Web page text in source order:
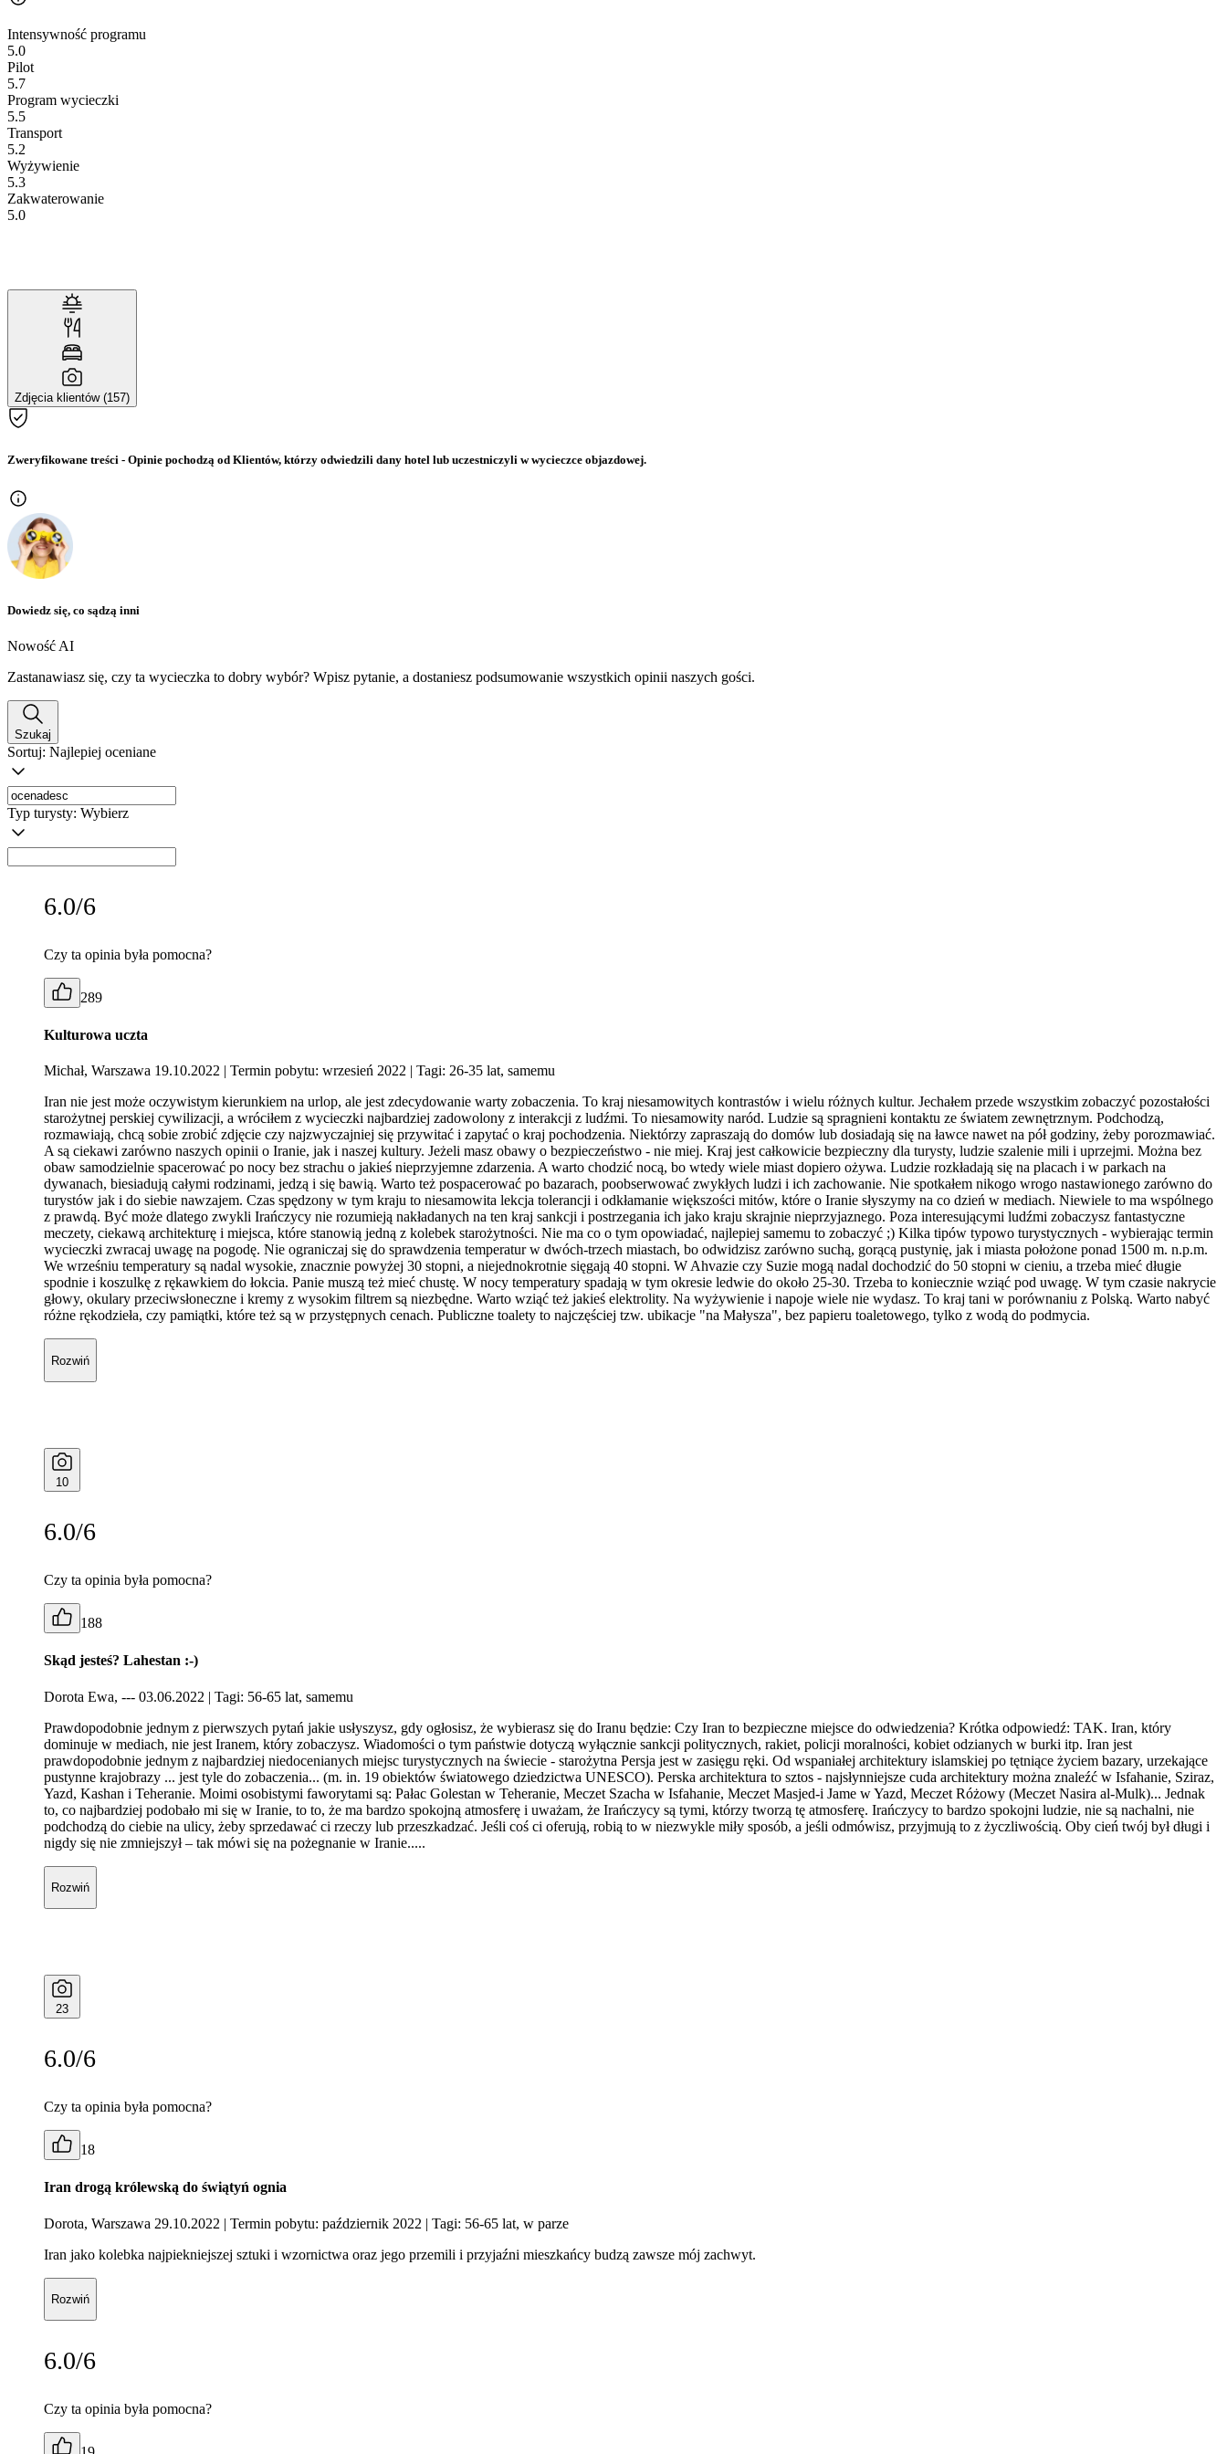
Intensywność programu
5.0
Pilot
5.7
Program wycieczki
5.5
Transport
5.2
Wyżywienie
5.3
Zakwaterowanie
5.0
Zdjęcia klientów (157)
Zweryfikowane treści - Opinie pochodzą od Klientów, którzy odwiedzili dany hotel lub uczestniczyli w wycieczce objazdowej.
Dowiedz się, co sądzą inni
Nowość AI
Zastanawiasz się, czy ta wycieczka to dobry wybór? Wpisz pytanie, a dostaniesz podsumowanie wszystkich opinii naszych gości.
Szukaj
Sortuj: Najlepiej oceniane
Typ turysty: Wybierz
6.0/6
Czy ta opinia była pomocna?
289
Kulturowa uczta
Michał, Warszawa 19.10.2022 | Termin pobytu: wrzesień 2022 | Tagi: 26-35 lat, samemu
Iran nie jest może oczywistym kierunkiem na urlop, ale jest zdecydowanie warty zobaczenia. To kraj niesamowitych kontrastów i wielu różnych kultur. Jechałem przede wszystkim zobaczyć pozostałości
starożytnej perskiej cywilizacji, a wróciłem z wycieczki najbardziej zadowolony z interakcji z ludźmi. To niesamowity naród. Ludzie są spragnieni kontaktu ze światem zewnętrznym. Podchodzą,
rozmawiają, chcą sobie zrobić zdjęcie czy najzwyczajniej się przywitać i zapytać o kraj pochodzenia. Niektórzy zapraszają do domów lub dosiadają się na ławce nawet na pół godziny, żeby porozmawiać.
A są ciekawi zarówno naszych opinii o Iranie, jak i naszej kultury. Jeżeli masz obawy o bezpieczeństwo - nie miej. Kraj jest całkowicie bezpieczny dla turysty, ludzie szalenie mili i uprzejmi. Można bez
obaw samodzielnie spacerować po nocy bez strachu o jakieś nieprzyjemne zdarzenia. A warto chodzić nocą, bo wtedy wiele miast dopiero ożywa. Ludzie rozkładają się na placach i w parkach na
dywanach, biesiadują całymi rodzinami, jedzą i się bawią. Warto też pospacerować po bazarach, poobserwować zwykłych ludzi i ich zachowanie. Nie spotkałem nikogo wrogo nastawionego zarówno do
turystów jak i do siebie nawzajem. Czas spędzony w tym kraju to niesamowita lekcja tolerancji i odkłamanie większości mitów, które o Iranie słyszymy na co dzień w mediach. Niewiele to ma wspólnego
z prawdą. Być może dlatego zwykli Irańczycy nie rozumieją nakładanych na ten kraj sankcji i postrzegania ich jako kraju skrajnie nieprzyjaznego. Poza interesującymi ludźmi zobaczysz fantastyczne
meczety, ciekawą architekturę i miejsca, które stanowią jedną z kolebek starożytności. Nie ma co o tym opowiadać, najlepiej samemu to zobaczyć ;) Kilka tipów typowo turystycznych - wybierając termin
wycieczki zwracaj uwagę na pogodę. Nie ograniczaj się do sprawdzenia temperatur w dwóch-trzech miastach, bo odwidzisz zarówno suchą, gorącą pustynię, jak i miasta położone ponad 1500 m. n.p.m.
We wrześniu temperatury są nadal wysokie, znacznie powyżej 30 stopni, a niejednokrotnie sięgają 40 stopni. W Ahvazie czy Suzie mogą nadal dochodzić do 50 stopni w cieniu, a trzeba mieć długie
spodnie i koszulkę z rękawkiem do łokcia. Panie muszą też mieć chustę. W nocy temperatury spadają w tym okresie ledwie do około 25-30. Trzeba to koniecznie wziąć pod uwagę. W tym czasie nakrycie
głowy, okulary przeciwsłoneczne i kremy z wysokim filtrem są niezbędne. Warto wziąć też jakieś elektrolity. Na wyżywienie i napoje wiele nie wydasz. To kraj tani w porównaniu z Polską. Warto nabyć
różne rękodzieła, czy pamiątki, które też są w przystępnych cenach. Publiczne toalety to najczęściej tzw. ubikacje "na Małysza", bez papieru toaletowego, tylko z wodą do podmycia.
Rozwiń
10
6.0/6
Czy ta opinia była pomocna?
188
Skąd jesteś? Lahestan :-)
Dorota Ewa, --- 03.06.2022 | Tagi: 56-65 lat, samemu
Prawdopodobnie jednym z pierwszych pytań jakie usłyszysz, gdy ogłosisz, że wybierasz się do Iranu będzie: Czy Iran to bezpieczne miejsce do odwiedzenia? Krótka odpowiedź: TAK. Iran, który
dominuje w mediach, nie jest Iranem, który zobaczysz. Wiadomości o tym państwie dotyczą wyłącznie sankcji politycznych, rakiet, policji moralności, kobiet odzianych w burki itp. Iran jest
prawdopodobnie jednym z najbardziej niedocenianych miejsc turystycznych na świecie - starożytna Persja jest w zasięgu ręki. Od wspaniałej architektury islamskiej po tętniące życiem bazary, urzekające
pustynne krajobrazy ... jest tyle do zobaczenia... (m. in. 19 obiektów światowego dziedzictwa UNESCO). Perska architektura to sztos - najsłynniejsze cuda architektury można znaleźć w Isfahanie, Sziraz,
Yazd, Kashan i Teheranie. Moimi osobistymi faworytami są: Pałac Golestan w Teheranie, Meczet Szacha w Isfahanie, Meczet Masjed-i Jame w Yazd, Meczet Różowy (Meczet Nasira al-Mulk)... Jednak
to, co najbardziej podobało mi się w Iranie, to to, że ma bardzo spokojną atmosferę i uważam, że Irańczycy są tymi, którzy tworzą tę atmosferę. Irańczycy to bardzo spokojni ludzie, nie są nachalni, nie
podchodzą do ciebie na ulicy, żeby sprzedawać ci rzeczy lub przeszkadzać. Jeśli coś ci oferują, robią to w niezwykle miły sposób, a jeśli odmówisz, przyjmują to z życzliwością. Oby cień twój był długi i
nigdy się nie zmniejszył – tak mówi się na pożegnanie w Iranie.....
Rozwiń
23
6.0/6
Czy ta opinia była pomocna?
18
Iran drogą królewską do świątyń ognia
Dorota, Warszawa 29.10.2022 | Termin pobytu: październik 2022 | Tagi: 56-65 lat, w parze
Iran jako kolebka najpiekniejszej sztuki i wzornictwa oraz jego przemili i przyjaźni mieszkańcy budzą zawsze mój zachwyt.
Rozwiń
6.0/6
Czy ta opinia była pomocna?